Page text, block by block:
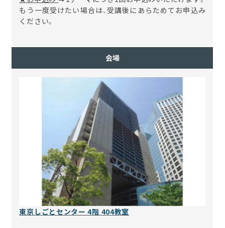
もう一度受けたい場合は、受講後にあらためてお申込み
ください。
会場
東京しごとセンター 4階 404教室